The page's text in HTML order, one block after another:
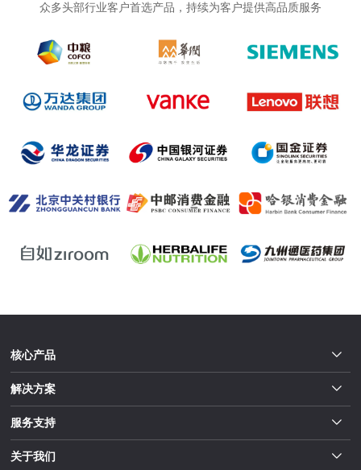
众多头部行业客户首选产品，持续为客户提供高品质服务
核心产品
解决方案
服务支持
关于我们